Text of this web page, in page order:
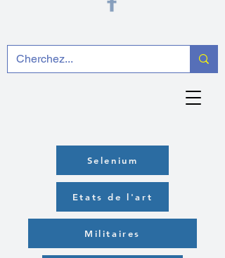
Selenium
Etats de l'art
Militaires